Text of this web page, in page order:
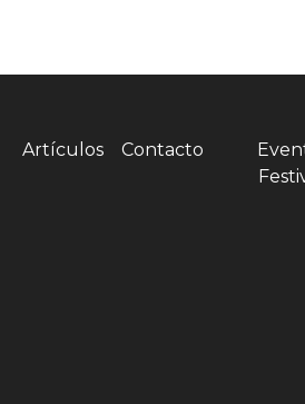
Artículos Contacto